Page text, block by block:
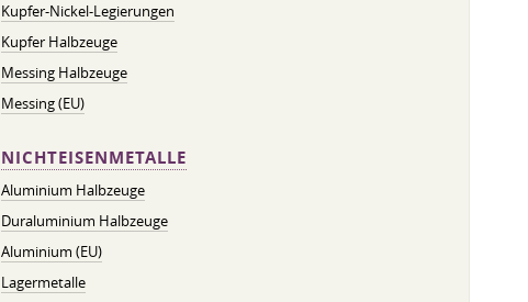
Kupfer-Nickel-Legierungen
Kupfer Halbzeuge
Messing Halbzeuge
Messing (EU)
NICHTEISENMETALLE
Aluminium Halbzeuge
Duraluminium Halbzeuge
Aluminium (EU)
Lagermetalle